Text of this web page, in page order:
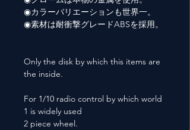
◉カラーバリエーションも世界一。
◉素材は耐衝撃グレードABSを採用。
Only the disk by which this items are
the inside.
For 1/10 radio control by which world
1 is widely used
2 piece wheel.